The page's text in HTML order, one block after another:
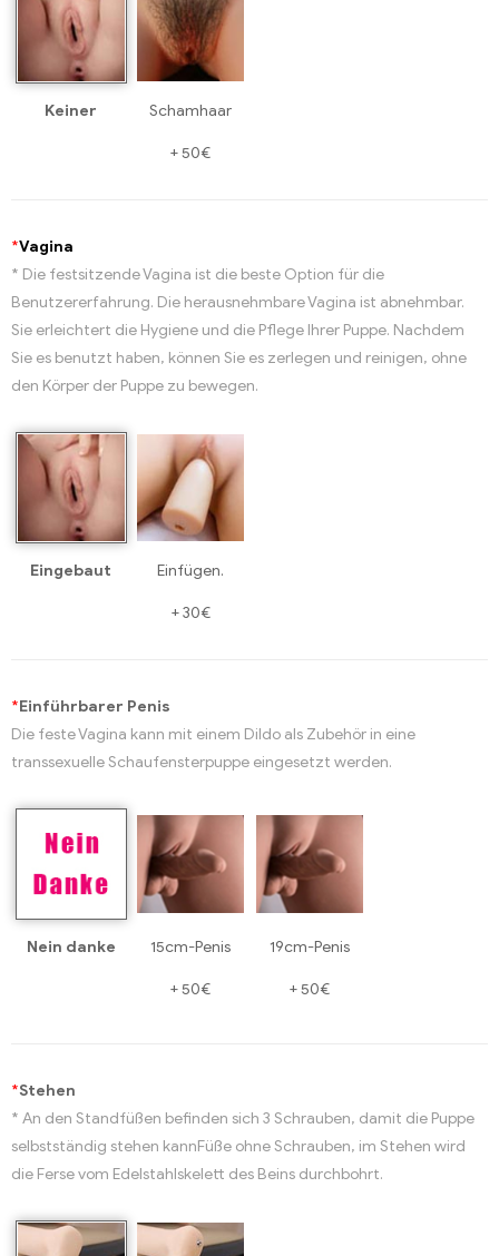
Keiner Schamhaar
+50€
*Vagina
* Die festsitzende Vagina ist die beste Option für die
Benutzererfahrung. Die herausnehmbare Vagina ist abnehmbar.
Sie erleichtert die Hygiene und die Pflege Ihrer Puppe. Nachdem
Sie es benutzt haben, können Sie es zerlegen und reinigen, ohne
den Körper der Puppe zu bewegen.
Eingebaut Einfügen.
+ 30€
*Einführbarer Penis
Die feste Vagina kann mit einem Dildo als Zubehör in eine
transsexuelle Schaufensterpuppe eingesetzt werden.
Nein danke 15cm-Penis
+50€
19cm-Penis
+50€
*Stehen
* An den Standfüßen befinden sich 3 Schrauben, damit die Puppe
selbstständig stehen kannFüße ohne Schrauben, im Stehen wird
die Ferse vom Edelstahlskelett des Beins durchbohrt.